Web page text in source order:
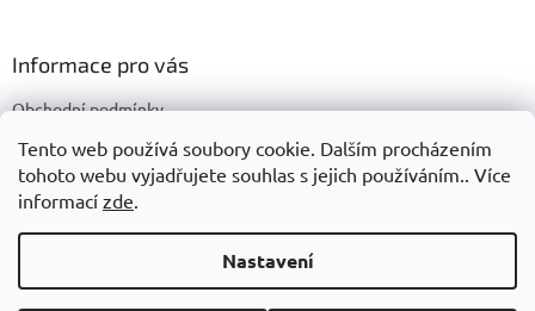
Tento web používá soubory cookie. Dalším procházením
tohoto webu vyjadřujete souhlas s jejich používáním.. Více
informací zde.
Nastavení
Informace pro vás
Obchodní podmínky
Podmínky ochrany osobních údajů